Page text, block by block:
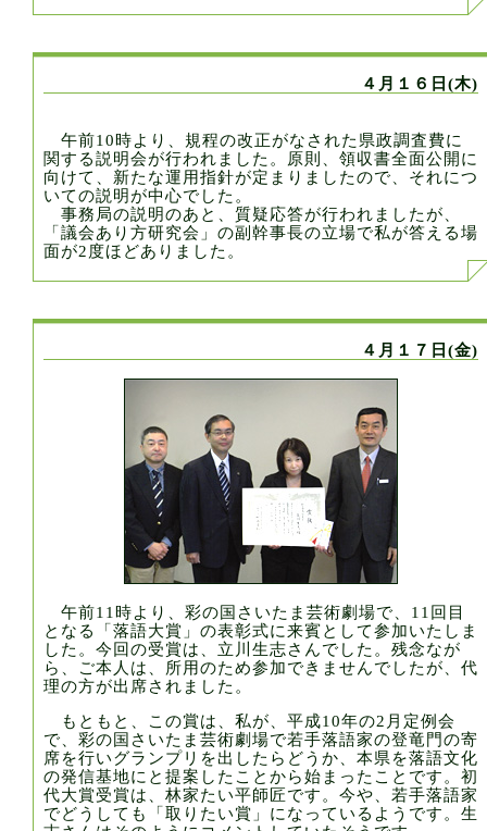
４月１６日(木)
午前10時より、規程の改正がなされた県政調査費に
関する説明会が行われました。原則、領収書全面公開に
向けて、新たな運用指針が定まりましたので、それにつ
いての説明が中心でした。
事務局の説明のあと、質疑応答が行われましたが、
「議会あり方研究会」の副幹事長の立場で私が答える場
面が2度ほどありました。
４月１７日(金)
午前11時より、彩の国さいたま芸術劇場で、11回目
となる「落語大賞」の表彰式に来賓として参加いたしま
した。今回の受賞は、立川生志さんでした。残念なが
ら、ご本人は、所用のため参加できませんでしたが、代
理の方が出席されました。
もともと、この賞は、私が、平成10年の2月定例会
で、彩の国さいたま芸術劇場で若手落語家の登竜門の寄
席を行いグランプリを出したらどうか、本県を落語文化
の発信基地にと提案したことから始まったことです。初
代大賞受賞は、林家たい平師匠です。今や、若手落語家
でどうしても「取りたい賞」になっているようです。生